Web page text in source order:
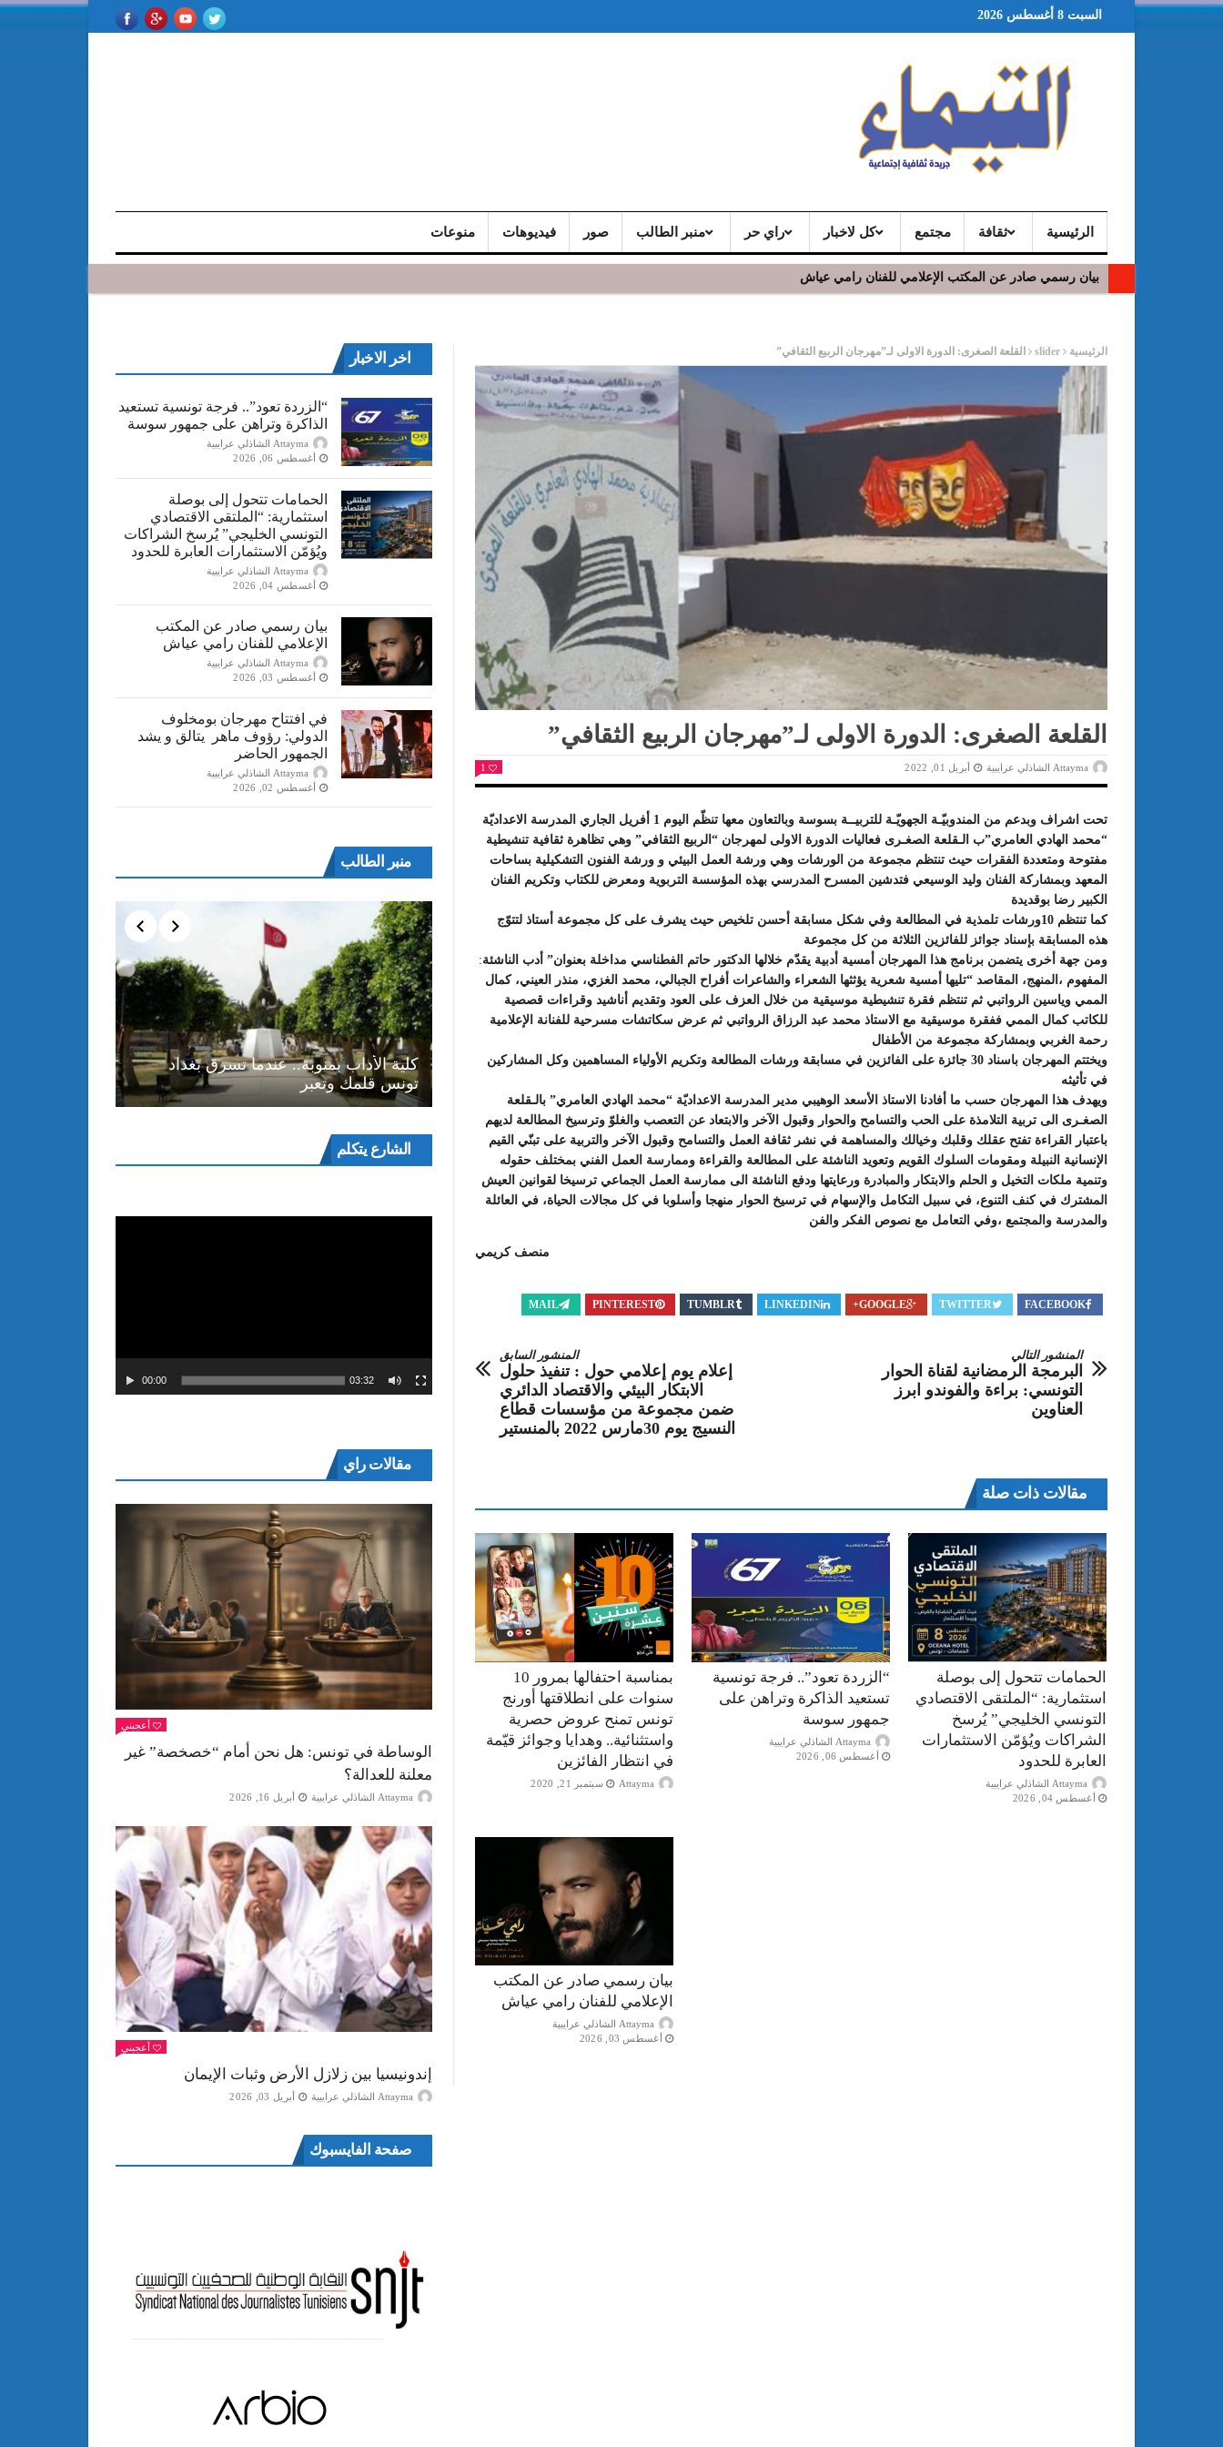
السبت 8 أغسطس 2026
الرئيسية ثقافة مجتمع كل لاخبار راي حر منبر الطالب صور فيديوهات منوعات
بيان رسمي صادر عن المكتب الإعلامي للفنان رامي عياش
الرئيسية slider القلعة الصغرى: الدورة الاولى لـ”مهرجان الربيع الثقافي”
القلعة الصغرى: الدورة الاولى لـ”مهرجان الربيع الثقافي”
Attayma الشاذلي عرايبية أبريل 01, 2022 1
تحت اشراف وبدعم من المندوبيّـة الجهويّـة للتربيــة بسوسة وبالتعاون معها تنظّم اليوم 1 أفريل الجاري المدرسة الاعداديّة
“محمد الهادي العامري”ب الـقلعة الصغـرى فعاليات الدورة الاولى لمهرجان “الربيع الثقافي” وهي تظاهرة ثقافية تنشيطية
مفتوحة ومتعددة الفقرات حيث تنتظم مجموعة من الورشات وهي ورشة العمل البيئي و ورشة الفنون التشكيلية بساحات
المعهد وبمشاركة الفنان وليد الوسيعي فتدشين المسرح المدرسي بهذه المؤسسة التربوية ومعرض للكتاب وتكريم الفنان
الكبير رضا بوقديدة
كما تنتظم 10ورشات تلمذية في المطالعة وفي شكل مسابقة أحسن تلخيص حيث يشرف على كل مجموعة أستاذ لتتوّج
هذه المسابقة بإسناد جوائز للفائزين الثلاثة من كل مجموعة
ومن جهة أخرى يتضمن برنامج هذا المهرجان أمسية أدبية يقدّم خلالها الدكتور حاتم الفطناسي مداخلة بعنوان” أدب الناشئةː
المفهوم ،المنهج، المقاصد “تليها أمسية شعرية يؤثثها الشعراء والشاعرات أفراح الجبالي، محمد الغزي، منذر العيني، كمال
الممي وياسين الرواتبي ثم تنتظم فقرة تنشيطية موسيقية من خلال العزف على العود وتقديم أناشيد وقراءات قصصية
للكاتب كمال الممي ففقرة موسيقية مع الاستاذ محمد عبد الرزاق الرواتبي ثم عرض سكاتشات مسرحية للفنانة الإعلامية
رحمة الغربي وبمشاركة مجموعة من الأطفال
ويختتم المهرجان باسناد 30 جائزة على الفائزين في مسابقة ورشات المطالعة وتكريم الأولياء المساهمين وكل المشاركين
في تأثيثه
ويهدف هذا المهرجان حسب ما أفادنا الاستاذ الأسعد الوهيبي مدير المدرسة الاعداديّة “محمد الهادي العامري” بالـقلعة
الصغـرى الى تربية التلامذة على الحب والتسامح والحوار وقبول الآخر والابتعاد عن التعصب والغلوّ وترسيخ المطالعة لديهم
باعتبار القراءة تفتح عقلك وقلبك وخيالك والمساهمة في نشر ثقافة العمل والتسامح وقبول الآخر والتربية على تبنّي القيم
الإنسانية النبيلة ومقومات السلوك القويم وتعويد الناشئة على المطالعة والقراءة وممارسة العمل الفني بمختلف حقوله
وتنمية ملكات التخيل و الحلم والابتكار والمبادرة ورعايتها ودفع الناشئة الى ممارسة العمل الجماعي ترسيخا لقوانين العيش
المشترك في كنف التنوع، في سبيل التكامل والإسهام في ترسيخ الحوار منهجا وأسلوبا في كل مجالات الحياة، في العائلة
والمدرسة والمجتمع ،وفي التعامل مع نصوص الفكر والفن
منصف كريمي
FACEBOOK
TWITTER
GOOGLE+
LINKEDIN
TUMBLR
PINTEREST
MAIL
المنشور السابق
إعلام يوم إعلامي حول : تنفيذ حلول
الابتكار البيئي والاقتصاد الدائري
ضمن مجموعة من مؤسسات قطاع
النسيج يوم 30مارس 2022 بالمنستير
المنشور التالي
البرمجة الرمضانية لقناة الحوار
التونسي: براءة والفوندو ابرز
العناوين
مقالات ذات صلة
بمناسبة احتفالها بمرور 10
سنوات على انطلاقتها أورنج
تونس تمنح عروض حصرية
واستثنائية.. وهدايا وجوائز قيّمة
في انتظار الفائزين
Attayma سبتمبر 21, 2020
“الزردة تعود”.. فرجة تونسية
تستعيد الذاكرة وتراهن على
جمهور سوسة
Attayma الشاذلي عرايبية
أغسطس 06, 2026
الحمامات تتحول إلى بوصلة
استثمارية: “الملتقى الاقتصادي
التونسي الخليجي” يُرسخ
الشراكات ويُؤمّن الاستثمارات
العابرة للحدود
Attayma الشاذلي عرايبية
أغسطس 04, 2026
بيان رسمي صادر عن المكتب
الإعلامي للفنان رامي عياش
Attayma الشاذلي عرايبية
أغسطس 03, 2026
اخر الاخبار
“الزردة تعود”.. فرجة تونسية تستعيد
الذاكرة وتراهن على جمهور سوسة
Attayma الشاذلي عرايبية
أغسطس 06, 2026
الحمامات تتحول إلى بوصلة
استثمارية: “الملتقى الاقتصادي
التونسي الخليجي” يُرسخ الشراكات
ويُؤمّن الاستثمارات العابرة للحدود
Attayma الشاذلي عرايبية
أغسطس 04, 2026
بيان رسمي صادر عن المكتب
الإعلامي للفنان رامي عياش
Attayma الشاذلي عرايبية
أغسطس 03, 2026
في افتتاح مهرجان بومخلوف
الدولي: رؤوف ماهر يتالق و يشد
الجمهور الحاضر
Attayma الشاذلي عرايبية
أغسطس 02, 2026
منبر الطالب
كلية الأداب بمنوبة.. عندما تسرق بغداد
تونس قلمك وتعبر
المسرح الجامعي يقود رواده إلى الملتقيات
عبد الستار الخليفي: مهم جدا أن يتواصل
الملتقى الدولي الحسين بوزيان للمسرح
الدورة 24 للمعرض الجامعي تحت
إلى التميّز”
الشارع يتكلممشغل
الفيديو
00:00 03:32
مقالات راي
أعجبني
الوساطة في تونس: هل نحن أمام “خصخصة” غير
معلنة للعدالة؟
Attayma الشاذلي عرايبية أبريل 16, 2026
أعجبني
إندونيسيا بين زلازل الأرض وثبات الإيمان
Attayma الشاذلي عرايبية أبريل 03, 2026
صفحة الفايسبوك